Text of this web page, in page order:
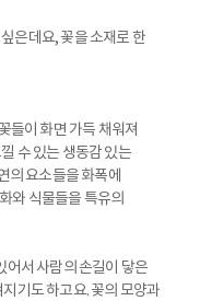
은데요, 꽃을 소재로 한
들이 화면 가득 채워져
수 있는 생동감 있는
의 요소들을 화폭에
와 식물들을 특유의
어서 사람의 손길이 닿은
기도 하고요. 꽃의 모양과